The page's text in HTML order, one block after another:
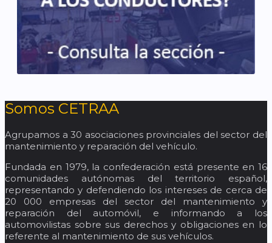
Somos CETRAA
Agrupamos a 30 asociaciones provinciales del sector del
mantenimiento y reparación del vehículo.
Fundada en 1979, la confederación está presente en 16
comunidades autónomas del territorio español,
representando y defendiendo los intereses de cerca de
20 000 empresas del sector del mantenimiento y
reparación del automóvil, e informando a los
automovilistas sobre sus derechos y obligaciones en lo
referente al mantenimiento de sus vehículos.